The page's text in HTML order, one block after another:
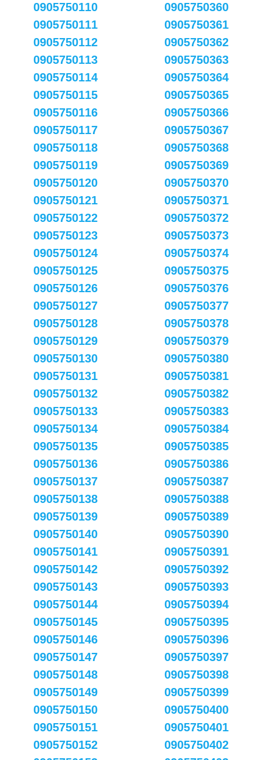
0905750110
0905750111
0905750112
0905750113
0905750114
0905750115
0905750116
0905750117
0905750118
0905750119
0905750120
0905750121
0905750122
0905750123
0905750124
0905750125
0905750126
0905750127
0905750128
0905750129
0905750130
0905750131
0905750132
0905750133
0905750134
0905750135
0905750136
0905750137
0905750138
0905750139
0905750140
0905750141
0905750142
0905750143
0905750144
0905750145
0905750146
0905750147
0905750148
0905750149
0905750150
0905750151
0905750152
0905750360
0905750361
0905750362
0905750363
0905750364
0905750365
0905750366
0905750367
0905750368
0905750369
0905750370
0905750371
0905750372
0905750373
0905750374
0905750375
0905750376
0905750377
0905750378
0905750379
0905750380
0905750381
0905750382
0905750383
0905750384
0905750385
0905750386
0905750387
0905750388
0905750389
0905750390
0905750391
0905750392
0905750393
0905750394
0905750395
0905750396
0905750397
0905750398
0905750399
0905750400
0905750401
0905750402